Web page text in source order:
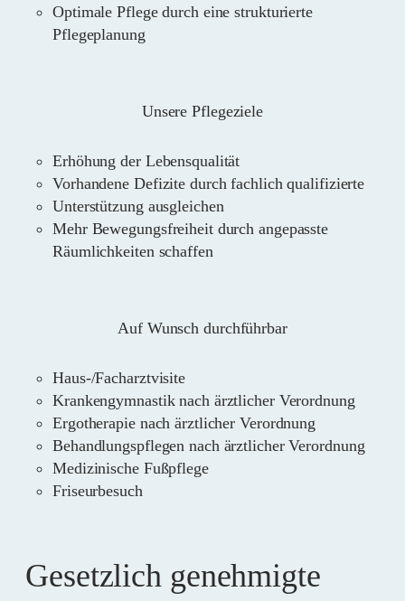
Optimale Pflege durch eine strukturierte
Pflegeplanung
Unsere Pflegeziele
Erhöhung der Lebensqualität
Vorhandene Defizite durch fachlich qualifizierte
Unterstützung ausgleichen
Mehr Bewegungsfreiheit durch angepasste
Räumlichkeiten schaffen
Auf Wunsch durchführbar
Haus-/Facharztvisite
Krankengymnastik nach ärztlicher Verordnung
Ergotherapie nach ärztlicher Verordnung
Behandlungspflegen nach ärztlicher Verordnung
Medizinische Fußpflege
Friseurbesuch
Gesetzlich genehmigte